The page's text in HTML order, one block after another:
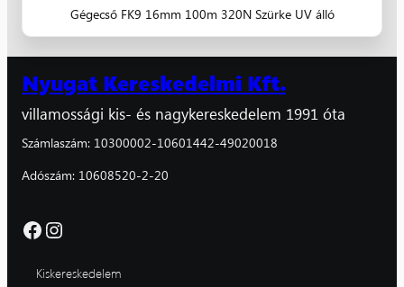
Gégecső FK9 16mm 100m 320N Szürke UV álló
Nyugat Kereskedelmi Kft.
villamossági kis- és nagykereskedelem 1991 óta
Számlaszám: 10300002-10601442-49020018
Adószám: 10608520-2-20
Facebook Instagram
Kiskereskedelem